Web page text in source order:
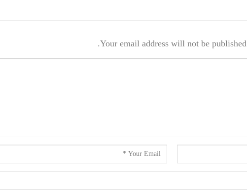
Your email address will not be published.